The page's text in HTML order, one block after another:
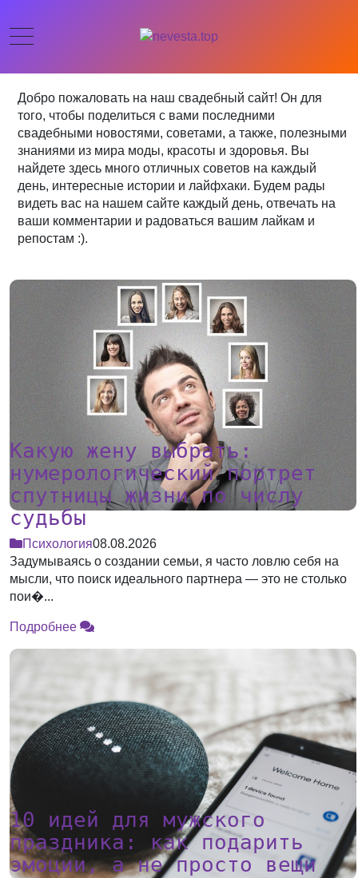
Добро пожаловать на наш свадебный сайт! Он для
того, чтобы поделиться с вами последними
свадебными новостями, советами, а также, полезными
знаниями из мира моды, красоты и здоровья. Вы
найдете здесь много отличных советов на каждый
день, интересные истории и лайфхаки. Будем рады
видеть вас на нашем сайте каждый день, отвечать на
ваши комментарии и радоваться вашим лайкам и
репостам :).
Какую жену выбрать:
нумерологический портрет
спутницы жизни по числу
судьбы
Психология08.08.2026
Задумываясь о создании семьи, я часто ловлю себя на
мысли, что поиск идеального партнера — это не столько
пои�...
Подробнее
10 идей для мужского
праздника: как подарить
эмоции, а не просто вещи